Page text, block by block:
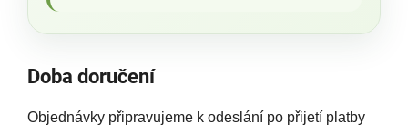
Doba doručení
Objednávky připravujeme k odeslání po přijetí platby